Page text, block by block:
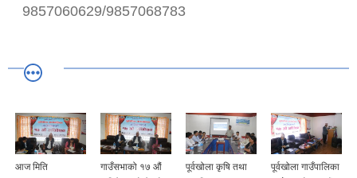
9857060629/9857068783
आज मिति
गाउँसभाको १७ औं
पूर्वखोला कृषि तथा
पूर्वखोला गाउँपालिका